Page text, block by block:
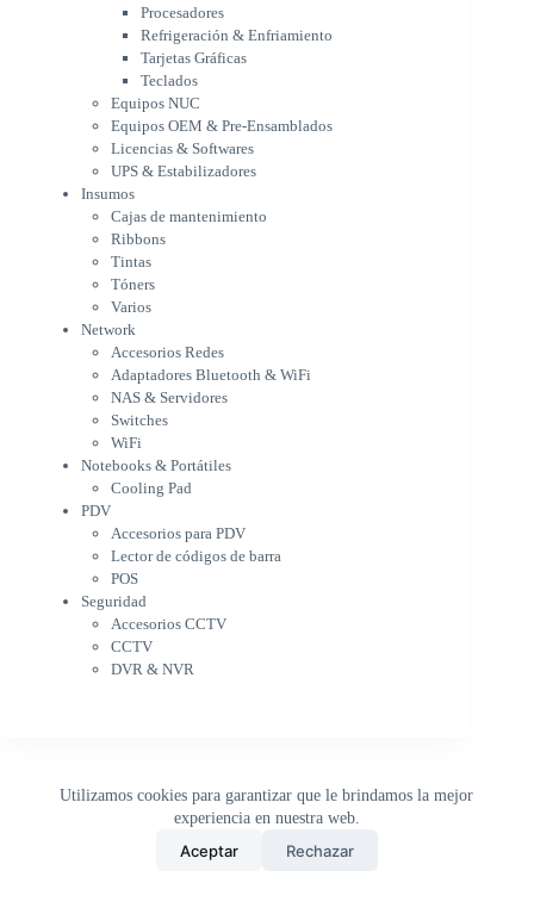
Utilizamos cookies para garantizar que le brindamos la mejor
experiencia en nuestra web.
Aceptar Rechazar
Equipos OEM & Pre-Ensamblados
Licencias & Softwares
UPS & Estabilizadores
Insumos
Cajas de mantenimiento
Ribbons
Tintas
Tóners
Varios
Network
Accesorios Redes
Adaptadores Bluetooth & WiFi
Switches
WiFi
Notebooks & Portátiles
Cargador para notebook
Cooling Pad
PDV
Accesorios para PDV
Lector de códigos de barra
POS
Seguridad
Accesorios CCTV
CCTV
DVR & NVR
Sin categorizar
Procesadores
Refrigeración & Enfriamiento
Tarjetas Gráficas
Teclados
Equipos NUC
Equipos OEM & Pre-Ensamblados
Licencias & Softwares
UPS & Estabilizadores
Insumos
Cajas de mantenimiento
Ribbons
Tintas
Tóners
Varios
Network
Accesorios Redes
Adaptadores Bluetooth & WiFi
NAS & Servidores
Switches
WiFi
Notebooks & Portátiles
Cooling Pad
PDV
Accesorios para PDV
Lector de códigos de barra
POS
Seguridad
Accesorios CCTV
CCTV
DVR & NVR